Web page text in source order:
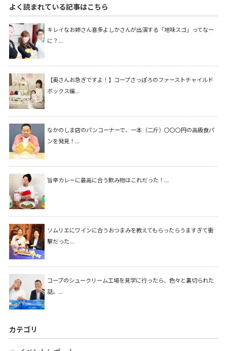
よく読まれている記事はこちら
キレイなお姉さん喜多よしかさんが出演する「地味スゴ」ってなー
に？...
【奥さんお急ぎですよ！】コープさっぽろのファーストチャイルド
ボックス編...
なかのしま店のパンコーナーで、一本（二斤）〇〇〇円の高級食パ
ンを発見！...
旨辛カレーに最高に合う飲み物はこれだった！...
ソムリエにワインに合うおつまみを教えてもらったらうますぎて衝
撃だった...
コープのシュークリーム工場を見学に行ったら、色々と裏切られた
話。...
カテゴリ